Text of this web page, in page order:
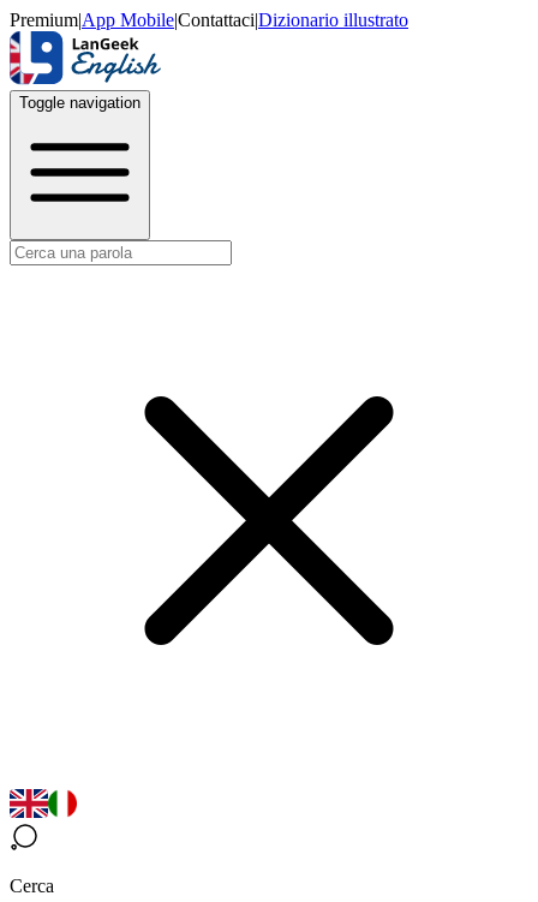
Premium|App Mobile|Contattaci|Dizionario illustrato
Toggle navigation
Cerca